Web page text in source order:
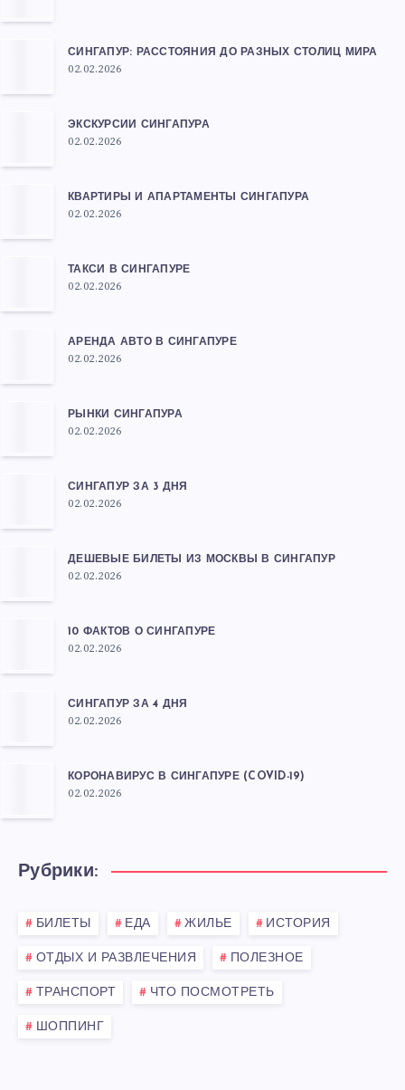
СИНГАПУР: РАССТОЯНИЯ ДО РАЗНЫХ СТОЛИЦ МИРА
02.02.2026
ЭКСКУРСИИ СИНГАПУРА
02.02.2026
КВАРТИРЫ И АПАРТАМЕНТЫ СИНГАПУРА
02.02.2026
ТАКСИ В СИНГАПУРЕ
02.02.2026
АРЕНДА АВТО В СИНГАПУРЕ
02.02.2026
РЫНКИ СИНГАПУРА
02.02.2026
СИНГАПУР ЗА 3 ДНЯ
02.02.2026
ДЕШЕВЫЕ БИЛЕТЫ ИЗ МОСКВЫ В СИНГАПУР
02.02.2026
10 ФАКТОВ О СИНГАПУРЕ
02.02.2026
СИНГАПУР ЗА 4 ДНЯ
02.02.2026
КОРОНАВИРУС В СИНГАПУРЕ (COVID-19)
02.02.2026
Рубрики:
БИЛЕТЫ ЕДА ЖИЛЬЕ ИСТОРИЯ
ОТДЫХ И РАЗВЛЕЧЕНИЯ ПОЛЕЗНОЕ
ТРАНСПОРТ ЧТО ПОСМОТРЕТЬ
ШОППИНГ